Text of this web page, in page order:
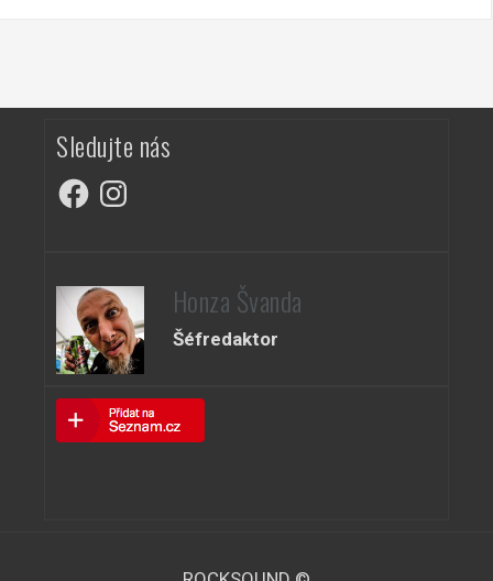
Sledujte nás
FacebookInstagram
Honza Švanda
Šéfredaktor